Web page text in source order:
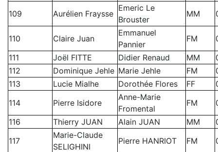
109 Aurélien Fraysse
Emeric Le
Brouster
MM
110 Claire Juan
Emmanuel
Pannier
FM
111
Joël FITTE Didier Renaud MM
112
Dominique Jehle Marie Jehle FM
113
Lucie Mialhe Dorothée Flores FF
114
Pierre Isidore
Anne-Marie
Fromental
FM
116
Thierry JUAN Alain JUAN MM
117
Marie-Claude
SELIGHINI
Pierre HANRIOT FM